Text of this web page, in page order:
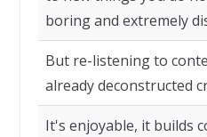
boring and extremely
But re-listening to
already deconstructed
It's enjoyable, it builds